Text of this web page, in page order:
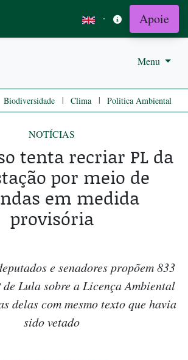
· Apoie
Menu
Biodiversidade | Clima | Politica Ambiental
NOTÍCIAS
tenta recriar PL da
por meio de
em medida
provisória
e senadores propõem 833
de Lula sobre a Licença Ambiental
delas com mesmo texto que havia
sido vetado